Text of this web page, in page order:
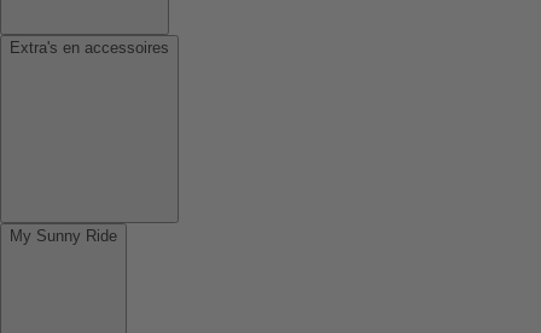
Extra's en accessoires
My Sunny Ride